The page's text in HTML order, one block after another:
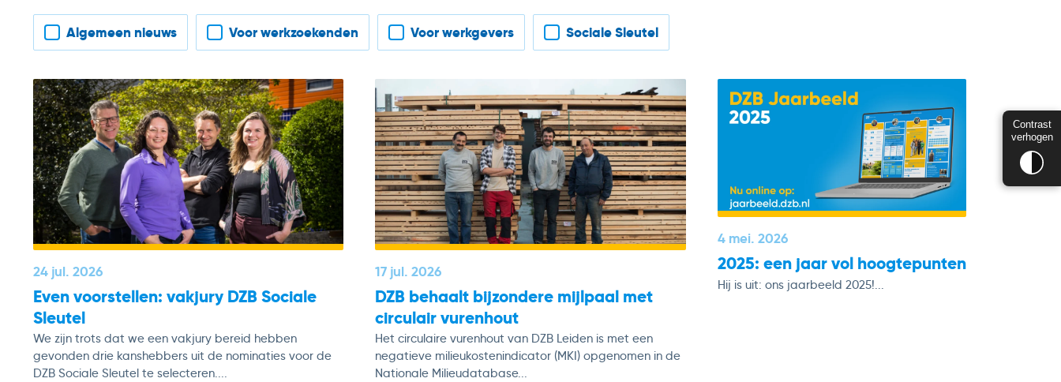
Filter nieuws
Algemeen nieuws Voor werkzoekenden Voor werkgevers Sociale Sleutel
24 jul. 2026
Even voorstellen: vakjury DZB Sociale
Sleutel
We zijn trots dat we een vakjury bereid hebben
gevonden drie kanshebbers uit de nominaties voor de
DZB Sociale Sleutel te selecteren....
17 jul. 2026
DZB behaalt bijzondere mijlpaal met
circulair vurenhout
Het circulaire vurenhout van DZB Leiden is met een
negatieve milieukostenindicator (MKI) opgenomen in de
Nationale Milieudatabase...
4 mei. 2026
2025: een jaar vol hoogtepunten
Hij is uit: ons jaarbeeld 2025!...
Contrast
verhogen